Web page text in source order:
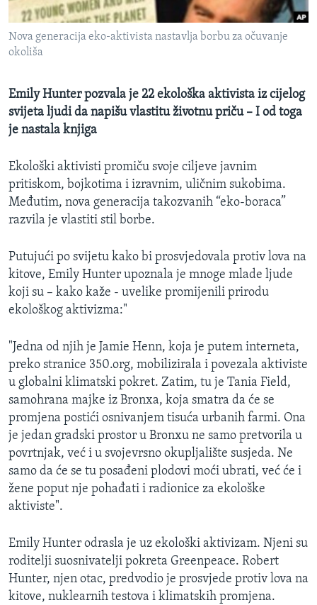
MAGAZIN
O GLASU AMERIKE
PRATITE NAS
Jezici
Nova generacija eko-aktivista nastavlja borbu za očuvanje
okoliša
Emily Hunter pozvala je 22 ekološka aktivista iz cijelog
svijeta ljudi da napišu vlastitu životnu priču – I od toga
je nastala knjiga
Ekološki aktivisti promiču svoje ciljeve javnim
pritiskom, bojkotima i izravnim, uličnim sukobima.
Međutim, nova generacija takozvanih “eko-boraca”
razvila je vlastiti stil borbe.
Putujući po svijetu kako bi prosvjedovala protiv lova na
kitove, Emily Hunter upoznala je mnoge mlade ljude
koji su – kako kaže - uvelike promijenili prirodu
ekološkog aktivizma:"
"Jedna od njih je Jamie Henn, koja je putem interneta,
preko stranice 350.org, mobilizirala i povezala aktiviste
u globalni klimatski pokret. Zatim, tu je Tania Field,
samohrana majke iz Bronxa, koja smatra da će se
promjena postići osnivanjem tisuća urbanih farmi. Ona
je jedan gradski prostor u Bronxu ne samo pretvorila u
povrtnjak, već i u svojevrsno okupljalište susjeda. Ne
samo da će se tu posađeni plodovi moći ubrati, već će i
žene poput nje pohađati i radionice za ekološke
aktiviste".
Emily Hunter odrasla je uz ekološki aktivizam. Njeni su
roditelji suosnivatelji pokreta Greenpeace. Robert
Hunter, njen otac, predvodio je prosvjede protiv lova na
kitove, nuklearnih testova i klimatskih promjena.